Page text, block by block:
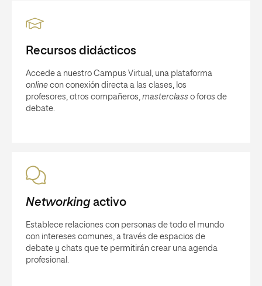
Recursos didácticos
Accede a nuestro Campus Virtual, una plataforma
online con conexión directa a las clases, los
profesores, otros compañeros, masterclass o foros de
debate.
Networkingactivo
Establece relaciones con personas de todo el mundo
con intereses comunes, a través de espacios de
debate y chats que te permitirán crear una agenda
profesional.